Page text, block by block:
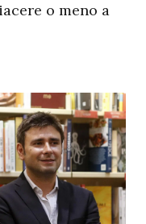
o meno a